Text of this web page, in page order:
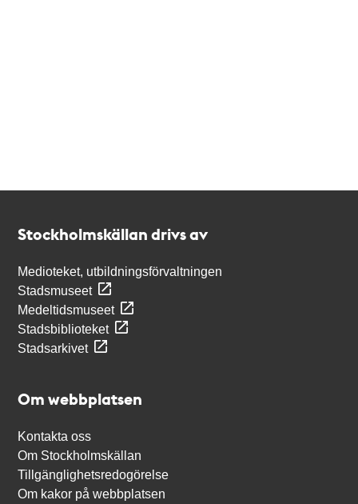
Stockholmskällan drivs av
Medioteket, utbildningsförvaltningen
Stadsmuseet
Medeltidsmuseet
Stadsbiblioteket
Stadsarkivet
Om webbplatsen
Kontakta oss
Om Stockholmskällan
Tillgänglighetsredogörelse
Om kakor på webbplatsen